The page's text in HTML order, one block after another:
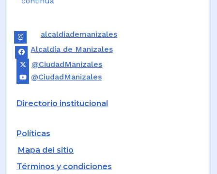
alcaldiademanizales
Alcaldía de Manizales
@CiudadManizales
@CiudadManizales
Directorio institucional
Políticas
Mapa del sitio
Términos y condiciones